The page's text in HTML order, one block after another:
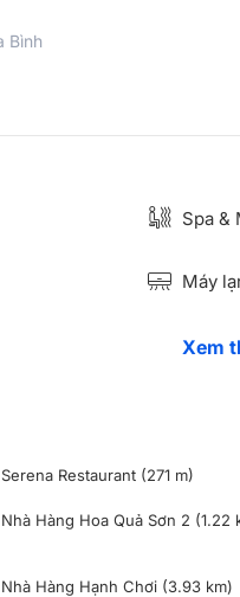
Bình
Spa &
Máy
Xem
Serena Restaurant (271 m)
Nhà Hàng Hoa Quả Sơn 2 (1.22
Nhà Hàng Hạnh Chơi (3.93 km)